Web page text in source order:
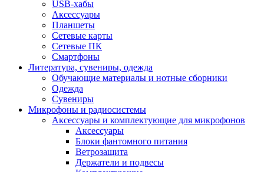
USB-хабы
Аксессуары
Планшеты
Сетевые карты
Сетевые ПК
Смартфоны
Литература, сувениры, одежда
Обучающие материалы и нотные сборники
Одежда
Сувениры
Микрофоны и радиосистемы
Аксессуары и комплектующие для микрофонов
Аксессуары
Блоки фантомного питания
Ветрозащита
Держатели и подвесы